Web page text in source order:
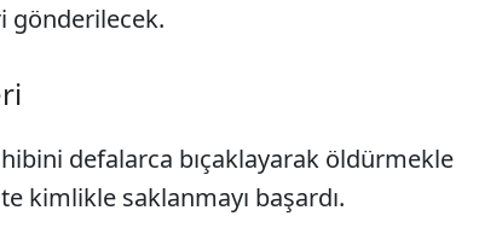
gönderilecek.
defalarca bıçaklayarak öldürmekle
kimlikle saklanmayı başardı.